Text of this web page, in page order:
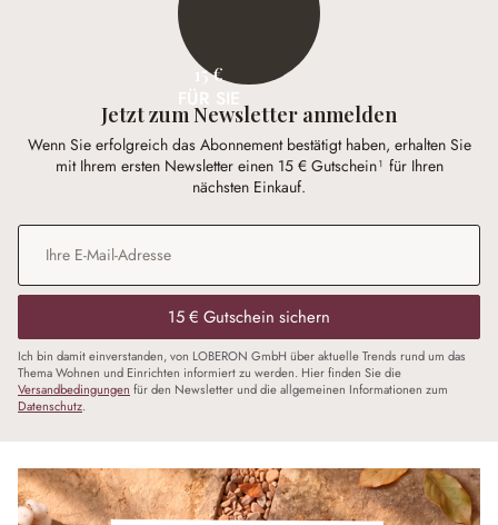
15 €
Jetzt zum Newsletter anmelden
Wenn Sie erfolgreich das Abonnement bestätigt haben, erhalten Sie
mit Ihrem ersten Newsletter einen 15 € Gutschein¹ für Ihren
nächsten Einkauf.
E-Mail-Adresse*
15 € Gutschein sichern
Ich bin damit einverstanden, von LOBERON GmbH über aktuelle Trends rund um das
Thema Wohnen und Einrichten informiert zu werden. Hier finden Sie die
Versandbedingungen für den Newsletter und die allgemeinen Informationen zum
Datenschutz.